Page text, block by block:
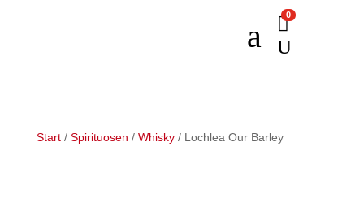
a 0
U
Start/ Spirituosen / Whisky/ Lochlea Our Barley